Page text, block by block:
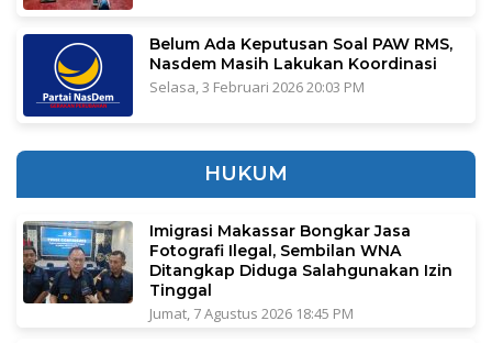
Belum Ada Keputusan Soal PAW RMS,
Nasdem Masih Lakukan Koordinasi
Selasa, 3 Februari 2026 20:03 PM
HUKUM
Imigrasi Makassar Bongkar Jasa
Fotografi Ilegal, Sembilan WNA
Ditangkap Diduga Salahgunakan Izin
Tinggal
Jumat, 7 Agustus 2026 18:45 PM